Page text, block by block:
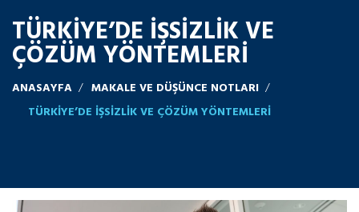
TÜRKIYE’DE İŞSIZLIK VE
ÇÖZÜM YÖNTEMLERI
ANASAYFA
MAKALE VE DÜŞÜNCE NOTLARI
TÜRKIYE’DE İŞSIZLIK VE ÇÖZÜM YÖNTEMLERI